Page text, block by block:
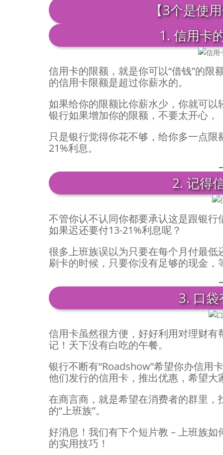
【3个是使
1. 信用卡
信用卡的限额，就是你可以“借钱”的
的信用卡限额是超过你薪水的。
如果给你的限额比你薪水少，你就可
银行如果增加你的限额，不要太开心，
只是银行觉得你花不够，给你多一点
21%利息。
2. 记得
不管你认不认同你都要承认这是跟银
如果迟还要付13-21%利息呢？
很多上班族误以为只要在每个月付最
刷卡的时候，只要你没有足够的现金，
3. 口
信用卡虽然很方便，好好利用对理财
记！天下没有白吃的午餐。
银行不断有“Roadshow”希望你办信用
他们发行的信用卡，推出优惠，希望大
在商言商，就是希望在消费者的群里
的“上班族”。
好消息！我们有下个短片教 – 上班族
的实用技巧！